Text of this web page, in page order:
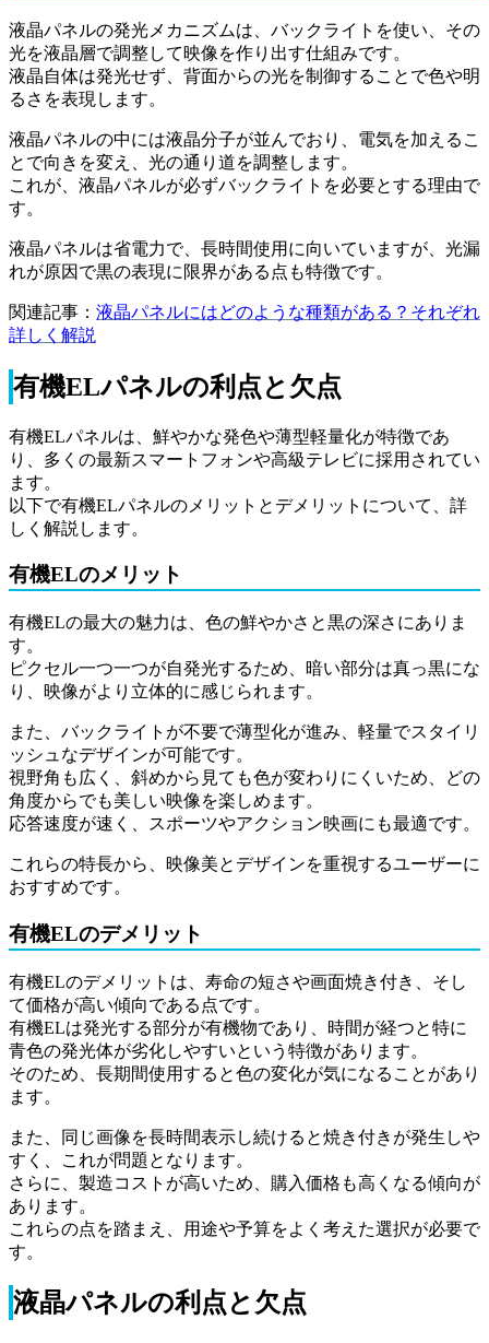
液晶パネルの発光メカニズムは、バックライトを使い、その
光を液晶層で調整して映像を作り出す仕組みです。
液晶自体は発光せず、背面からの光を制御することで色や明
るさを表現します。
液晶パネルの中には液晶分子が並んでおり、電気を加えるこ
とで向きを変え、光の通り道を調整します。
これが、液晶パネルが必ずバックライトを必要とする理由で
す。
液晶パネルは省電力で、長時間使用に向いていますが、光漏
れが原因で黒の表現に限界がある点も特徴です。
関連記事： 液晶パネルにはどのような種類がある？それぞれ
詳しく解説
有機ELパネルの利点と欠点
有機ELパネルは、鮮やかな発色や薄型軽量化が特徴であ
り、多くの最新スマートフォンや高級テレビに採用されてい
ます。
以下で有機ELパネルのメリットとデメリットについて、詳
しく解説します。
有機ELのメリット
有機ELの最大の魅力は、色の鮮やかさと黒の深さにありま
す。
ピクセル一つ一つが自発光するため、暗い部分は真っ黒にな
り、映像がより立体的に感じられます。
また、バックライトが不要で薄型化が進み、軽量でスタイリ
ッシュなデザインが可能です。
視野角も広く、斜めから見ても色が変わりにくいため、どの
角度からでも美しい映像を楽しめます。
応答速度が速く、スポーツやアクション映画にも最適です。
これらの特長から、映像美とデザインを重視するユーザーに
おすすめです。
有機ELのデメリット
有機ELのデメリットは、寿命の短さや画面焼き付き、そし
て価格が高い傾向である点です。
有機ELは発光する部分が有機物であり、時間が経つと特に
青色の発光体が劣化しやすいという特徴があります。
そのため、長期間使用すると色の変化が気になることがあり
ます。
また、同じ画像を長時間表示し続けると焼き付きが発生しや
すく、これが問題となります。
さらに、製造コストが高いため、購入価格も高くなる傾向が
あります。
これらの点を踏まえ、用途や予算をよく考えた選択が必要で
す。
液晶パネルの利点と欠点